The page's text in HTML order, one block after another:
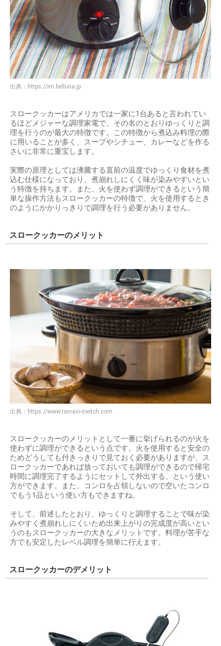
出典： https://im.belluna.jp
スロークッカーはアメリカでは一家に1台あると言われてい
るほどメジャーな調理家電で、その名のとおりゆっくりと調
理を行うのが最大の特徴です。この特徴から煮込み料理の際
に用いることが多く、スープやシチュー、カレーなどを作る
さいに非常に重宝します。
実際の原理としては沸騰する直前の温度でゆっくり食材を煮
込む仕様になっており、煮崩れしにくく味が染みやすいとい
う特徴を持ちます。また、火を使わず調理ができるという簡
単な操作方法もスロークッカーの特徴で、火を使用するとき
のようにかかりっきりで調理を行う必要がありません。
スロークッカーのメリット
出典： https://www.tainavi-switch.com
スロークッカーのメリットとして一番に挙げられるのが火を
使わずに調理ができるという点です。火を使用すると安全の
ためどうしても付きっきりで見ておく必要がありますが、ス
ロークッカーであれば放っておいても調理ができるので帰宅
時間に調理完了するようにセットして外出する、という使い
方ができます。また、コンロを占領しないので空いたコンロ
でもう1品という使い方もできますね。
そして、前述したとおり、ゆっくりと調理することで味が染
みやすく煮崩れしにくいため出来上がりの完成度が高いとい
うのもスロークッカーの大きなメリットです。料理が苦手な
方でも安定したレベル調理を簡単に行えます。
スロークッカーのデメリット